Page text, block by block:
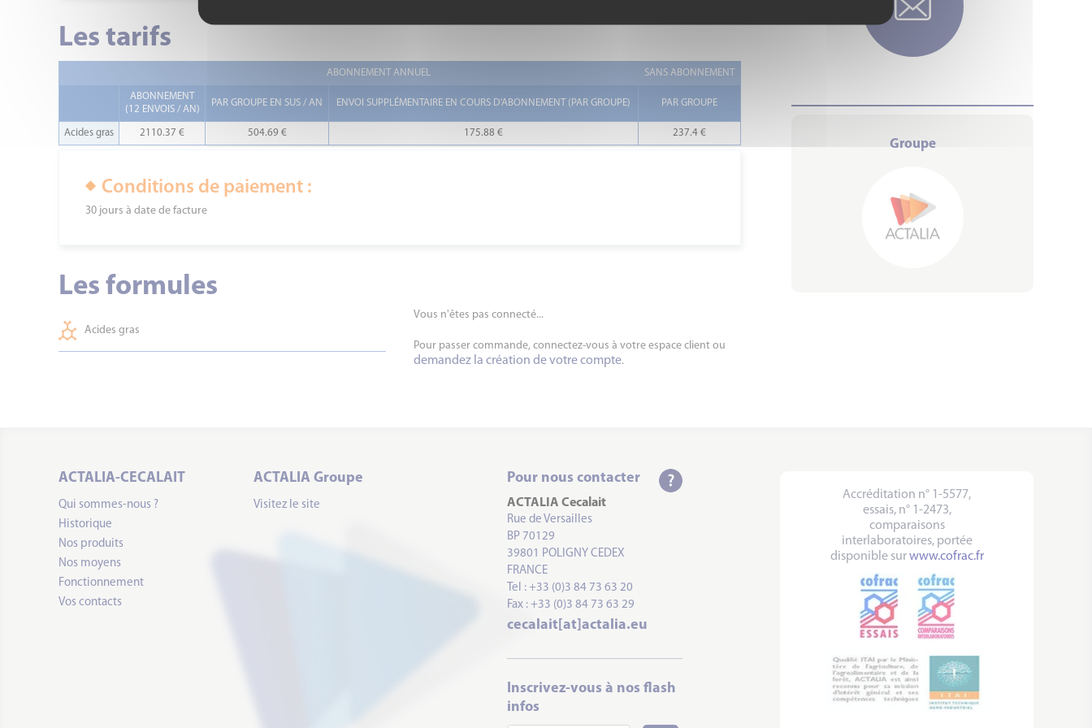
Les tarifs
ABONNEMENT ANNUEL SANS ABONNEMENT
ABONNEMENT
(12 ENVOIS / AN)
PAR GROUPE EN SUS / AN ENVOI SUPPLÉMENTAIRE EN COURS D'ABONNEMENT (PAR GROUPE) PAR GROUPE
Acides gras 2110.37 € 504.69 € 175.88 € 237.4 €
Conditions de paiement :
30 jours à date de facture
Les formules
Acides gras
Vous n'êtes pas connecté...
Pour passer commande, connectez-vous à votre espace client ou
demandez la création de votre compte.
Groupe
ACTALIA-CECALAIT
Qui sommes-nous ?
Historique
Nos produits
Nos moyens
Fonctionnement
Vos contacts
ACTALIA Groupe
Visitez le site
Pour nous contacter
ACTALIA Cecalait
Rue de Versailles
BP 70129
39801 POLIGNY CEDEX
FRANCE
Tel : +33 (0)3 84 73 63 20
Fax : +33 (0)3 84 73 63 29
cecalait[at]actalia.eu
Inscrivez-vous à nos flash
infos
Accréditation n° 1-5577,
essais, n° 1-2473,
comparaisons
interlaboratoires, portée
disponible surwww.cofrac.fr